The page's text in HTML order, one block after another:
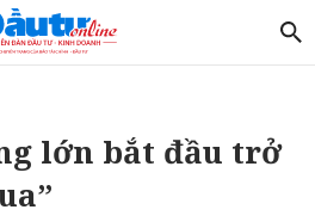
lớn bắt đầu trở